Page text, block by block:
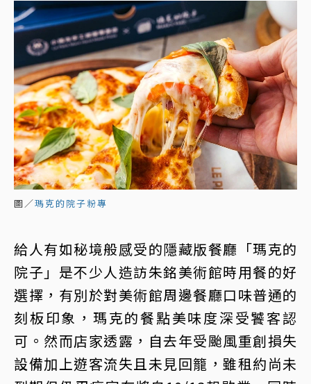
圖／瑪克的院子粉專
給人有如秘境般感受的隱藏版餐廳「瑪克的
院子」是不少人造訪朱銘美術館時用餐的好
選擇，有別於對美術館周邊餐廳口味普通的
刻板印象，瑪克的餐點美味度深受饕客認
可。然而店家透露，自去年受颱風重創損失
設備加上遊客流失且未見回籠，雖租約尚未